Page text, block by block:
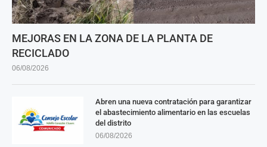
MEJORAS EN LA ZONA DE LA PLANTA DE
RECICLADO
06/08/2026
Abren una nueva contratación para garantizar
el abastecimiento alimentario en las escuelas
del distrito
06/08/2026